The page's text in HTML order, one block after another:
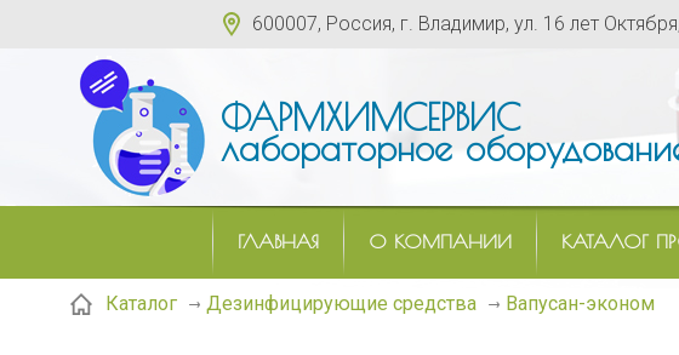
600007, Россия, г. Владимир, ул. 16 лет
ФАРМХИМСЕРВИС
лабораторное
ГЛАВНАЯ О КОМПАНИИ КАТАЛОГ
Каталог Дезинфицирующие средства Вапусан-эконом